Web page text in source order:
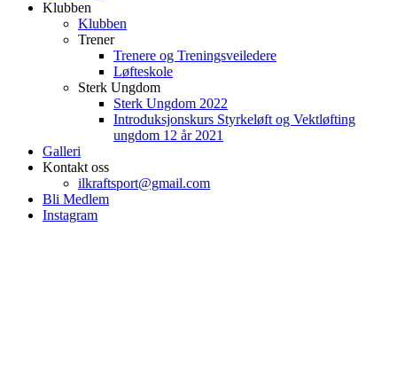
Klubben
Klubben
Trener
Trenere og Treningsveiledere
Løfteskole
Sterk Ungdom
Sterk Ungdom 2022
Introduksjonskurs Styrkeløft og Vektløfting
ungdom 12 år 2021
Galleri
Kontakt oss
ilkraftsport@gmail.com
Bli Medlem
Instagram